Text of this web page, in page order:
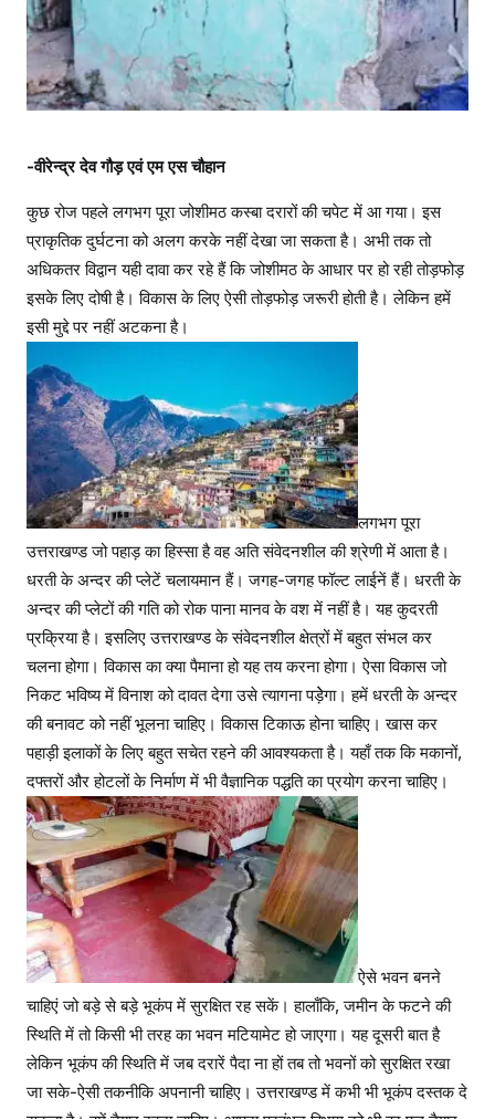
की
आ
ह
-वीरेन्द्र देव गौड़ एवं एम एस चौहान
कुछ रोज पहले लगभग पूरा जोशीमठ कस्बा दरारों की चपेट में आ गया। इस
प्राकृतिक दुर्घटना को अलग करके नहीं देखा जा सकता है। अभी तक तो
अधिकतर विद्वान यही दावा कर रहे हैं कि जोशीमठ के आधार पर हो रही तोड़फोड़
इसके लिए दोषी है। विकास के लिए ऐसी तोड़फोड़ जरूरी होती है। लेकिन हमें
इसी मुद्दे पर नहीं अटकना है।
लगभग पूरा
उत्तराखण्ड जो पहाड़ का हिस्सा है वह अति संवेदनशील की श्रेणी में आता है।
धरती के अन्दर की प्लेटें चलायमान हैं। जगह-जगह फॉल्ट लाईनें हैं। धरती के
अन्दर की प्लेटों की गति को रोक पाना मानव के वश में नहीं है। यह कुदरती
प्रक्रिया है। इसलिए उत्तराखण्ड के संवेदनशील क्षेत्रों में बहुत संभल कर
चलना होगा। विकास का क्या पैमाना हो यह तय करना होगा। ऐसा विकास जो
निकट भविष्य में विनाश को दावत देगा उसे त्यागना पड़ेेगा। हमें धरती के अन्दर
की बनावट को नहीं भूलना चाहिए। विकास टिकाऊ होना चाहिए। खास कर
पहाड़ी इलाकों के लिए बहुत सचेत रहने की आवश्यकता है। यहाँ तक कि मकानों,
दफ्तरों और होटलों के निर्माण में भी वैज्ञानिक पद्धति का प्रयोग करना चाहिए।
ऐसे भवन बनने
चाहिएं जो बड़े से बड़े भूकंप में सुरक्षित रह सकें। हालाँकि, जमीन के फटने की
स्थिति में तो किसी भी तरह का भवन मटियामेट हो जाएगा। यह दूसरी बात है
लेकिन भूकंप की स्थिति में जब दरारें पैदा ना हों तब तो भवनों को सुरक्षित रखा
जा सके-ऐसी तकनीकि अपनानी चाहिए। उत्तराखण्ड में कभी भी भूकंप दस्तक दे